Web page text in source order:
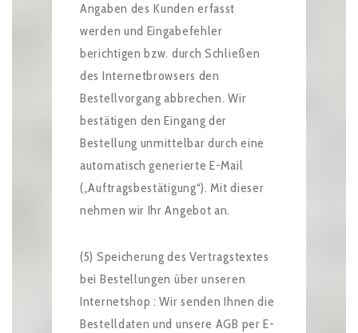
Angaben des Kunden erfasst
werden und Eingabefehler
berichtigen bzw. durch Schließen
des Internetbrowsers den
Bestellvorgang abbrechen. Wir
bestätigen den Eingang der
Bestellung unmittelbar durch eine
automatisch generierte E-Mail
(„Auftragsbestätigung“). Mit dieser
nehmen wir Ihr Angebot an.
(5) Speicherung des Vertragstextes
bei Bestellungen über unseren
Internetshop : Wir senden Ihnen die
Bestelldaten und unsere AGB per E-